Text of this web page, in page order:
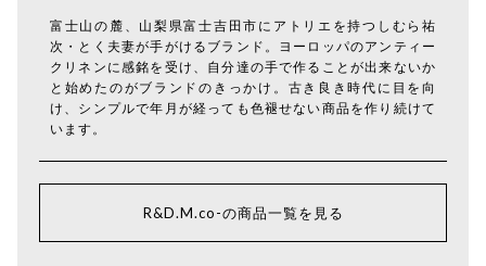
富士山の麓、山梨県富士吉田市にアトリエを持つしむら祐
次・とく夫妻が手がけるブランド。ヨーロッパのアンティー
クリネンに感銘を受け、自分達の手で作ることが出来ないか
と始めたのがブランドのきっかけ。古き良き時代に目を向
け、シンプルで年月が経っても色褪せない商品を作り続けて
います。
R&D.M.co-の商品一覧を見る